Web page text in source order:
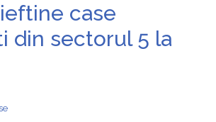
case
din sectorul 5 la